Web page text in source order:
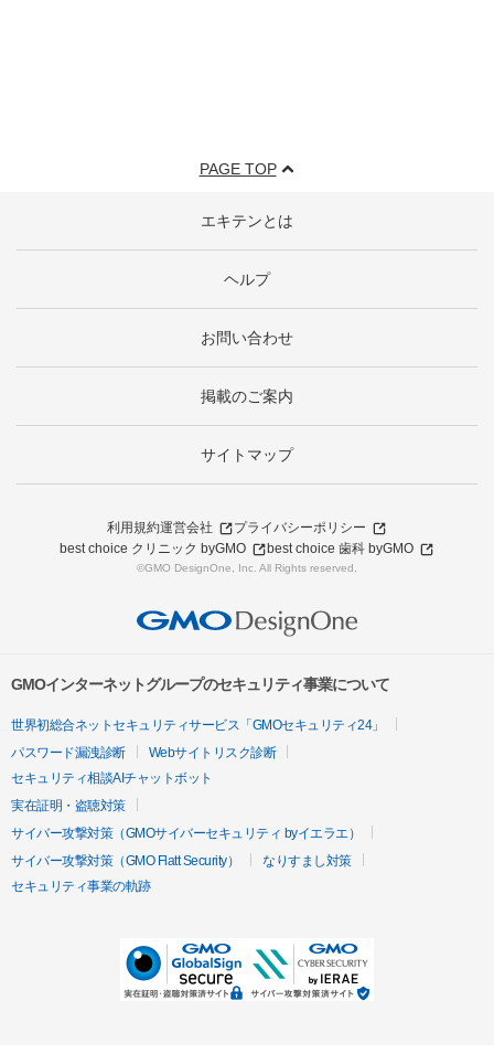
PAGE TOP
エキテンとは
ヘルプ
お問い合わせ
掲載のご案内
サイトマップ
利用規約運営会社
プライバシーポリシー
best choice クリニック byGMO
best choice 歯科 byGMO
©GMO DesignOne, Inc. All Rights reserved.
GMOインターネットグループのセキュリティ事業について
世界初総合ネットセキュリティサービス「GMOセキュリティ24」
パスワード漏洩診断
Webサイトリスク診断
セキュリティ相談AIチャットボット
実在証明・盗聴対策
サイバー攻撃対策（GMOサイバーセキュリティ byイエラエ）
サイバー攻撃対策（GMO Flatt Security）
なりすまし対策
セキュリティ事業の軌跡